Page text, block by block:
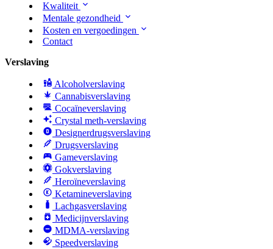
Kwaliteit
Mentale gezondheid
Kosten en vergoedingen
Contact
Verslaving
Alcoholverslaving
Cannabisverslaving
Cocaïneverslaving
Crystal meth-verslaving
Designerdrugsverslaving
Drugsverslaving
Gameverslaving
Gokverslaving
Heroïneverslaving
Ketamineverslaving
Lachgasverslaving
Medicijnverslaving
MDMA-verslaving
Speedverslaving